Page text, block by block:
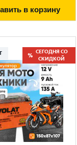
в корзину
СЕГОДНЯ СО
СКИДКОЙ